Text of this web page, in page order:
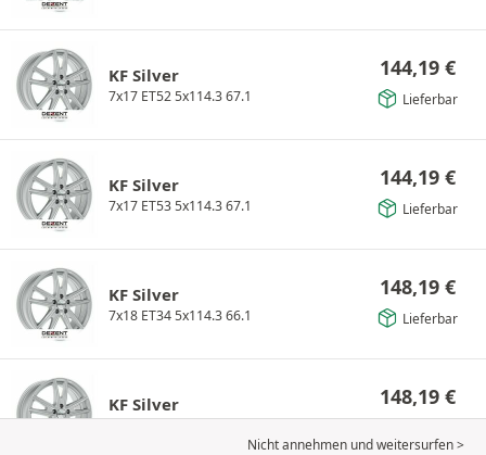
KF Silver
7x17 ET52 5x114.3 67.1
144,19 €
Lieferbar
KF Silver
7x17 ET53 5x114.3 67.1
144,19 €
Lieferbar
KF Silver
7x18 ET34 5x114.3 66.1
148,19 €
Lieferbar
KF Silver
7x18 ET35 5x114.3 60.1
148,19 €
Nicht annehmen und weitersurfen >